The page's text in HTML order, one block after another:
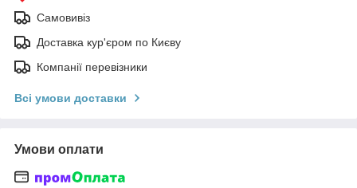
Самовивіз
Доставка кур'єром по Києву
Компанії перевізники
Всі умови доставки
Умови оплати